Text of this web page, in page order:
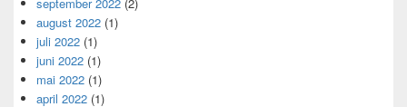
august 2022 (1)
juli 2022 (1)
juni 2022 (1)
mai 2022 (1)
april 2022 (1)